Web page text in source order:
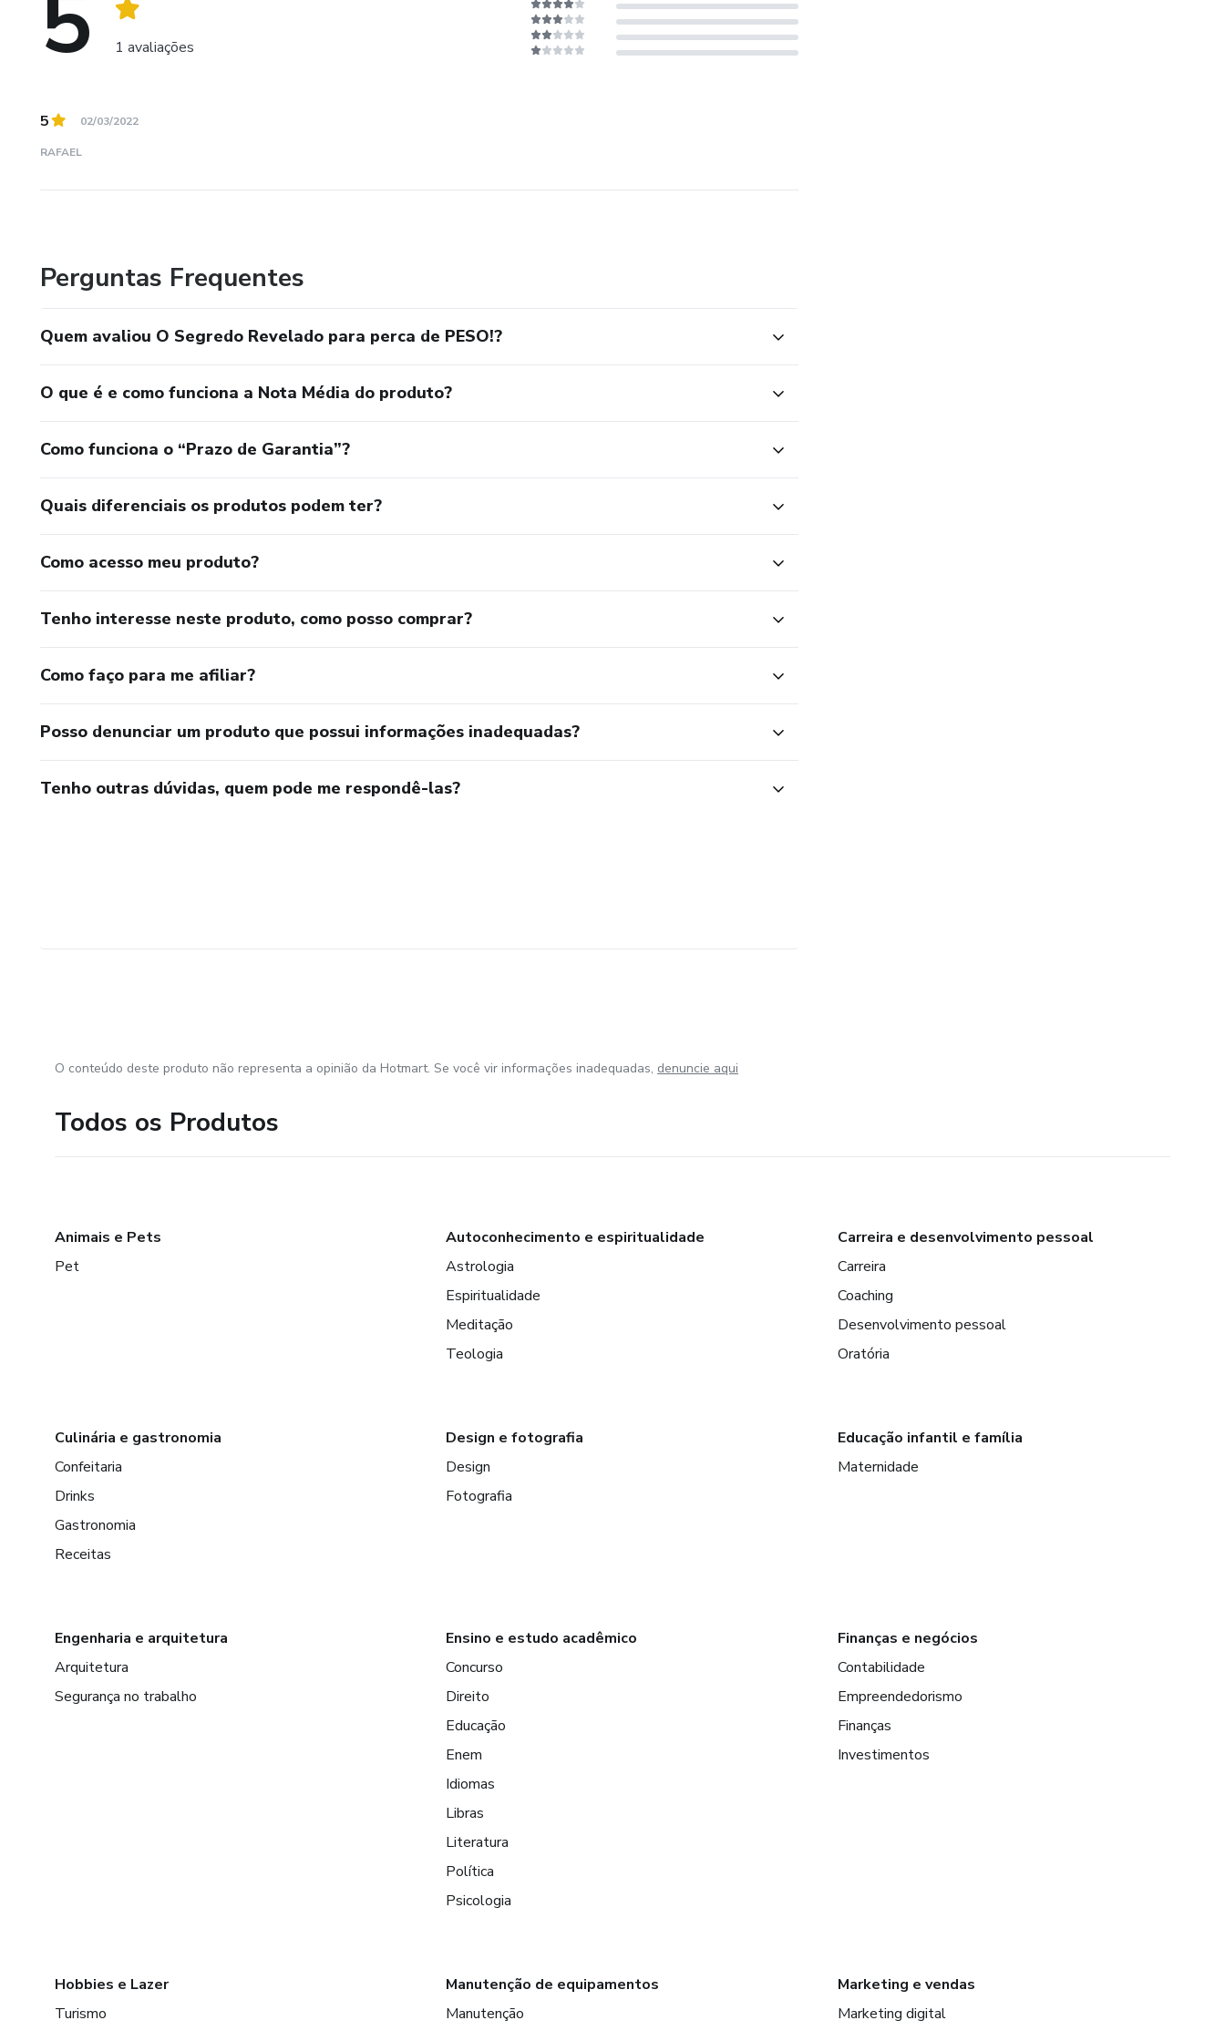
5 1 avaliações
5 02/03/2022
RAFAEL
Perguntas Frequentes
Quem avaliou O Segredo Revelado para perca de PESO!?
O que é e como funciona a Nota Média do produto?
Como funciona o “Prazo de Garantia”?
Quais diferenciais os produtos podem ter?
Como acesso meu produto?
Tenho interesse neste produto, como posso comprar?
Como faço para me afiliar?
Posso denunciar um produto que possui informações inadequadas?
Tenho outras dúvidas, quem pode me respondê-las?
O conteúdo deste produto não representa a opinião da Hotmart. Se você vir informações inadequadas, denuncie aqui
Todos os Produtos
Animais e Pets
Pet
Autoconhecimento e espiritualidade
Astrologia
Espiritualidade
Meditação
Teologia
Carreira e desenvolvimento pessoal
Carreira
Coaching
Desenvolvimento pessoal
Oratória
Culinária e gastronomia
Confeitaria
Drinks
Gastronomia
Receitas
Design e fotografia
Design
Fotografia
Educação infantil e família
Maternidade
Engenharia e arquitetura
Arquitetura
Segurança no trabalho
Ensino e estudo acadêmico
Concurso
Direito
Educação
Enem
Idiomas
Libras
Literatura
Política
Psicologia
Finanças e negócios
Contabilidade
Empreendedorismo
Finanças
Investimentos
Hobbies e Lazer
Turismo
Manutenção de equipamentos
Manutenção
Marketing e vendas
Marketing digital